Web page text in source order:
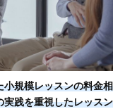
小規模レッスンの料金相
実践を重視したレッスン